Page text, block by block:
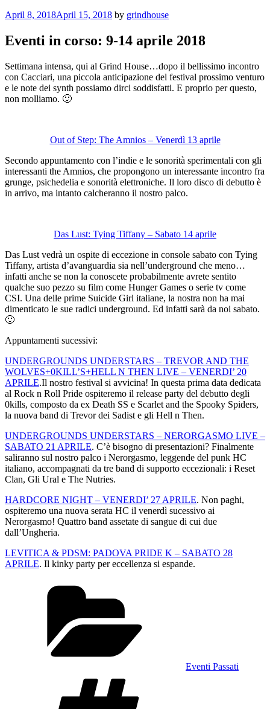
Posted
April 8, 2018April 15, 2018 by grindhouse
Eventi in corso: 9-14 aprile 2018
Settimana intensa, qui al Grind House…dopo il bellissimo incontro
con Cacciari, una piccola anticipazione del festival prossimo venturo
e le note dei synth possiamo dirci soddisfatti. E proprio per questo,
non molliamo. 🙂
Out of Step: The Amnios – Venerdì 13 aprile
Secondo appuntamento con l’indie e le sonorità sperimentali con gli
interessanti the Amnios, che propongono un interessante incontro fra
grunge, psichedelia e sonorità elettroniche. Il loro disco di debutto è
in arrivo, ma intanto calcheranno il nostro palco.
Das Lust: Tying Tiffany – Sabato 14 aprile
Das Lust vedrà un ospite di eccezione in console sabato con Tying
Tiffany, artista d’avanguardia sia nell’underground che meno…
infatti anche se non la conoscete probabilmente avrete sentito
qualche suo pezzo su film come Hunger Games o serie tv come
CSI. Una delle prime Suicide Girl italiane, la nostra non ha mai
dimenticato le sue radici underground. Ed infatti sarà da noi sabato.
🙂
Appuntamenti sucessivi:
UNDERGROUNDS UNDERSTARS – TREVOR AND THE
WOLVES+0KILL’S+HELL N THEN LIVE – VENERDI’ 20
APRILE.Il nostro festival si avvicina! In questa prima data dedicata
al Rock n Roll Pride ospiteremo il release party del debutto degli
0kills, composto da ex Death SS e Scarlet and the Spooky Spiders,
la nuova band di Trevor dei Sadist e gli Hell n Then.
UNDERGROUNDS UNDERSTARS – NERORGASMO LIVE –
SABATO 21 APRILE. C’è bisogno di presentazioni? Finalmente
saliranno sul nostro palco i Nerorgasmo, leggende del punk HC
italiano, accompagnati da tre band di supporto eccezionali: i Reset
Clan, Gli Ural e The Nutries.
HARDCORE NIGHT – VENERDI’ 27 APRILE. Non paghi,
ospiteremo una nuova serata HC il venerdì sucessivo ai
Nerorgasmo! Quattro band assetate di sangue di cui due
dall’Ungheria.
LEVITICA & PDSM: PADOVA PRIDE K – SABATO 28
APRILE. Il kinky party per eccellenza si espande.
Eventi Passati